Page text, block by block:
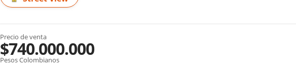
Precio de venta
$740.000.000
Pesos Colombianos